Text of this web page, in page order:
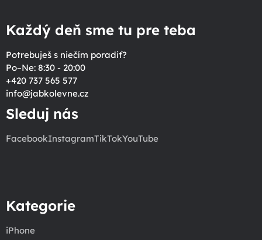
Každý deň sme tu pre teba
Potrebuješ s niečím poradiť?
Po–Ne: 8:30 - 20:00
+420 737 565 577
info@jabkolevne.cz
Sleduj nás
FacebookInstagramTikTokYouTube
Kategorie
iPhone